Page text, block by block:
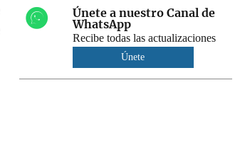
Únete a nuestro Canal de
WhatsApp
Recibe todas las actualizaciones
Únete